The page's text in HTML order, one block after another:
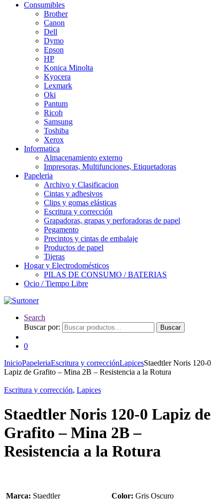
Consumibles
Brother
Canon
Dell
Dymo
Epson
HP
Konica Minolta
Kyocera
Lexmark
Oki
Pantum
Ricoh
Samsung
Toshiba
Xerox
Informatica
Almacenamiento externo
Impresoras, Multifunciones, Etiquetadoras
Papeleria
Archivo y Clasificacion
Cintas y adhesivos
Clips y gomas elásticas
Escritura y corrección
Grapadoras, grapas y perforadoras de papel
Pegamento
Precintos y cintas de embalaje
Productos de papel
Tijeras
Hogar y Electrodomésticos
PILAS DE CONSUMO / BATERIAS
Ocio / Tiempo Libre
Search
Buscar por:
Buscar
0
InicioPapeleriaEscritura y correcciónLapicesStaedtler Noris 120-0
Lapiz de Grafito – Mina 2B – Resistencia a la Rotura
Escritura y corrección, Lapices
Staedtler Noris 120-0 Lapiz de
Grafito – Mina 2B –
Resistencia a la Rotura
Marca: Staedtler Color: Gris Oscuro